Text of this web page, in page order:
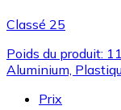
Classé 25
Poids du produit:
Aluminium,
Prix